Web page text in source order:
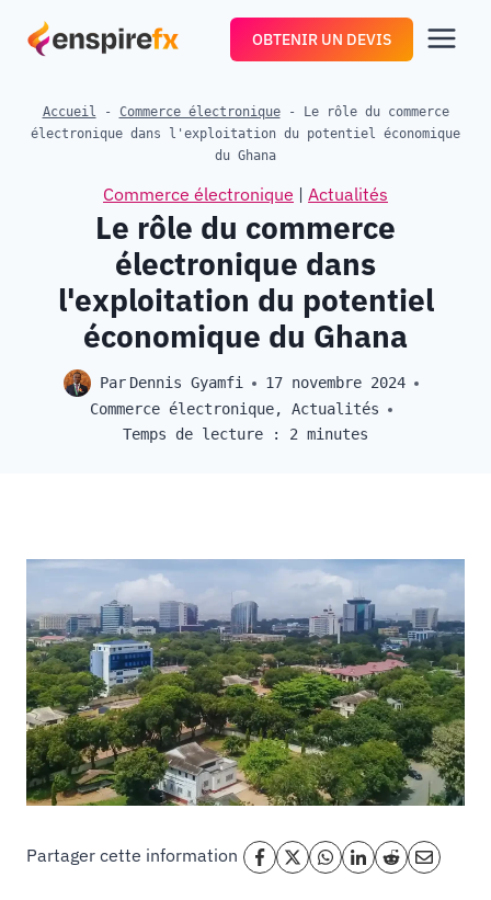
OBTENIR UN DEVIS
Accueil - Commerce électronique-
Le rôle du commerce
électronique dans l'exploitation du potentiel économique
du Ghana
Commerce électronique | Actualités
Le rôle du commerce
électronique dans
l'exploitation du potentiel
économique du Ghana
Par Dennis Gyamfi
17 novembre 2024
Commerce électronique, Actualités
Temps de lecture :
2 minutes
Partager cette information